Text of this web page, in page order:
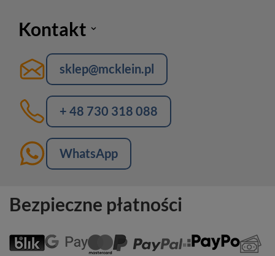
Kontakt
sklep@mcklein.pl
+ 48 730 318 088
WhatsApp
Bezpieczne płatności